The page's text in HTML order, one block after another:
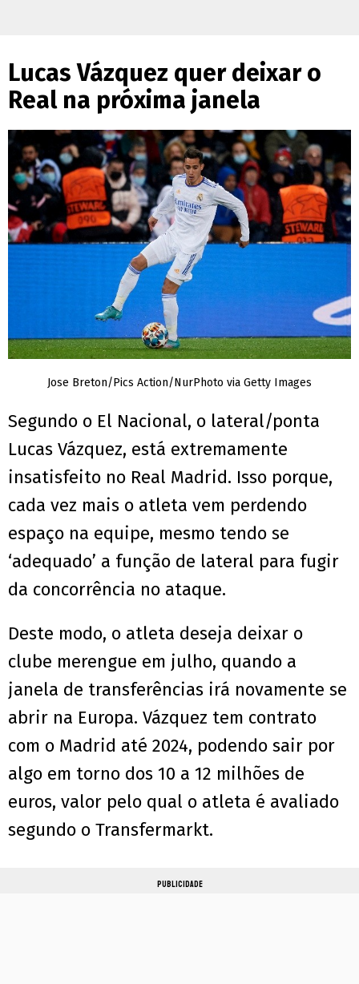
Lucas Vázquez quer deixar o
Real na próxima janela
Jose Breton/Pics Action/NurPhoto via Getty Images
Segundo o El Nacional, o lateral/ponta
Lucas Vázquez, está extremamente
insatisfeito no Real Madrid. Isso porque,
cada vez mais o atleta vem perdendo
espaço na equipe, mesmo tendo se
‘adequado’ a função de lateral para fugir
da concorrência no ataque.
Deste modo, o atleta deseja deixar o
clube merengue em julho, quando a
janela de transferências irá novamente se
abrir na Europa. Vázquez tem contrato
com o Madrid até 2024, podendo sair por
algo em torno dos 10 a 12 milhões de
euros, valor pelo qual o atleta é avaliado
segundo o Transfermarkt.
PUBLICIDADE